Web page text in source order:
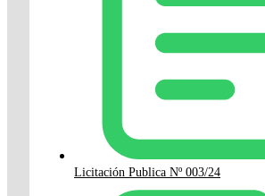
Licitación Publica Nº 003/24